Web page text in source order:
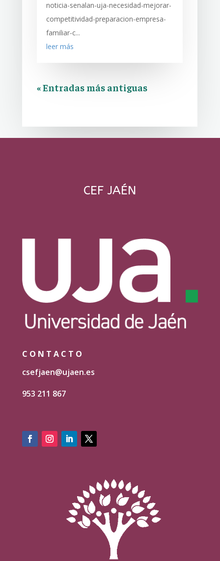
noticia-senalan-uja-necesidad-mejorar-
competitividad-preparacion-empresa-
familiar-c...
leer más
« Entradas más antiguas
CEF JAÉN
CONTACTO
csefjaen@ujaen.es
953 211 867